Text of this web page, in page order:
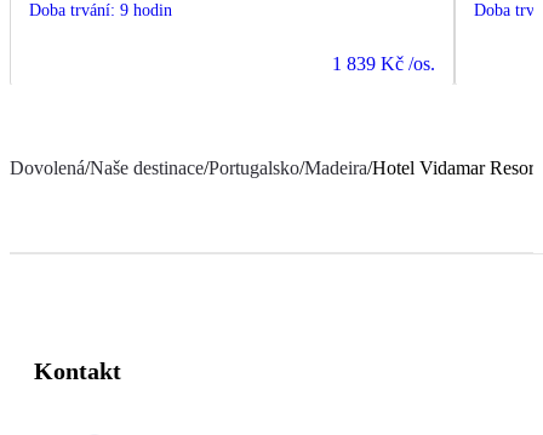
Doba trvání: 9 hodin
1 839 Kč /os.
Doba
Dovolená/Naše destinace/Portugalsko/Madeira/Hotel Vidamar
Kontakt